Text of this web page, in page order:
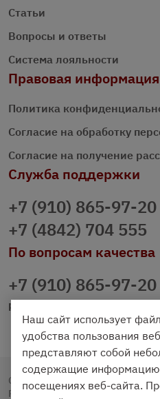
Статьи
Вопросы и ответы
Система лояльности
Правовая информация
Политика
Согласие на обработку
Согласие на получение
Служба поддержки
+7 (910) 865-97-20
+7 (4842) 704 555
По вопросам качества
+7 (910) 865-97-20
prazdnichniy40@palmi.ru
Copyright © 2020 - 2026.
Разработка и продвижение -
Наш сайт использует
удобства пользования
представляют собой
содержащие
посещениях веб-сайта.